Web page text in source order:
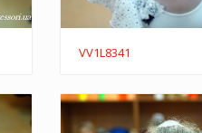
VV1L8341